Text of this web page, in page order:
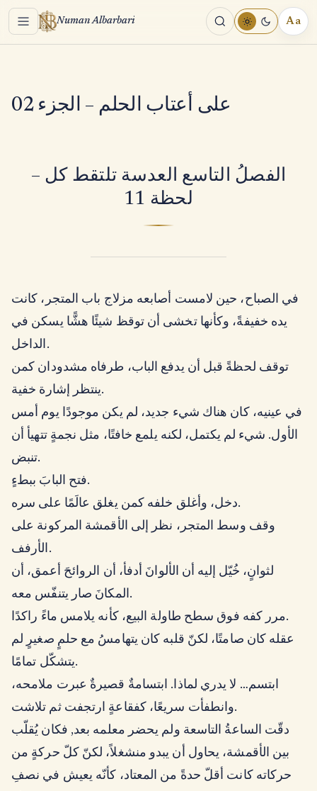
Menu Numan Albarbari Aa
على أعتاب الحلم – الجزء 02
– الفصلُ التاسع العدسة تلتقط كل
لحظة 11
في الصباح، حين لامست أصابعه مزلاج باب المتجر، كانت
يده خفيفةً، وكأنها تخشى أن توقظ شيئًا هشًّا يسكن في
الداخل.
توقف لحظةً قبل أن يدفع الباب، طرفاه مشدودان كمن
ينتظر إشارة خفية.
في عينيه، كان هناك شيء جديد، لم يكن موجودًا يوم أمس
الأول. شيء لم يكتمل، لكنه يلمع خافتًا، مثل نجمةٍ تتهيأ أن
تنبض.
فتح البابَ ببطءٍ.
دخل، وأغلق خلفه كمن يغلق عالَمًا على سره.
وقف وسط المتجر، نظر إلى الأقمشة المركونة على
الأرفف.
لثوانٍ، خُيّل إليه أن الألوانَ أدفأ، أن الروائحَ أعمق، أن
المكانَ صار يتنفّس معه.
مرر كفه فوق سطح طاولة البيع، كأنه يلامس ماءً راكدًا.
عقله كان صامتًا، لكنّ قلبه كان يتهامسُ مع حلمٍ صغيرٍ لم
يتشكّل تمامًا.
ابتسم… لا يدري لماذا. ابتسامةٌ قصيرةٌ عبرت ملامحه،
وانطفأت سريعًا، كفقاعةٍ ارتجفت ثم تلاشت.
دقّت الساعةُ التاسعة ولم يحضر معلمه بعد, فكان يُقلّب
بين الأقمشة، يحاول أن يبدو منشغلاً، لكنّ كلّ حركةٍ من
حركاته كانت أقلّ حدةً من المعتاد، كأنّه يعيش في نصفِ